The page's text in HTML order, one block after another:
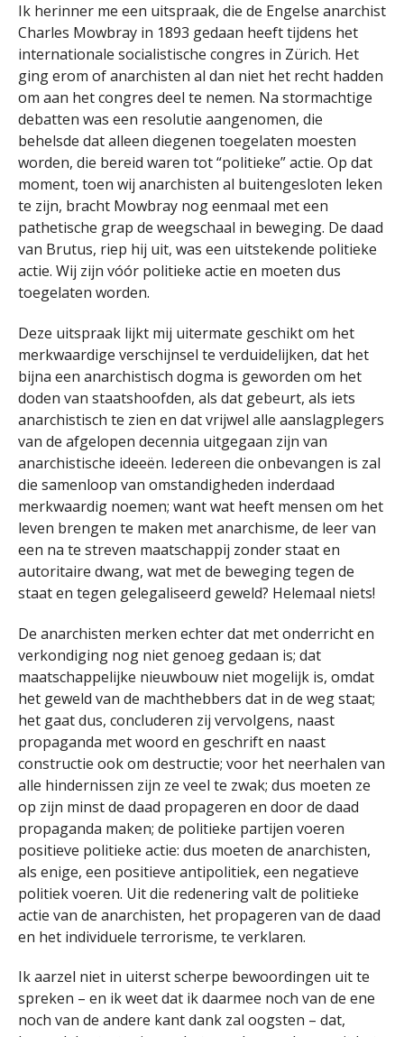
Ik herinner me een uitspraak, die de Engelse anarchist
Charles Mowbray in 1893 gedaan heeft tijdens het
internationale socialistische congres in Zürich. Het
ging erom of anarchisten al dan niet het recht hadden
om aan het congres deel te nemen. Na stormachtige
debatten was een resolutie aangenomen, die
behelsde dat alleen diegenen toegelaten moesten
worden, die bereid waren tot “politieke” actie. Op dat
moment, toen wij anarchisten al buitengesloten leken
te zijn, bracht Mowbray nog eenmaal met een
pathetische grap de weegschaal in beweging. De daad
van Brutus, riep hij uit, was een uitstekende politieke
actie. Wij zijn vóór politieke actie en moeten dus
toegelaten worden.
Deze uitspraak lijkt mij uitermate geschikt om het
merkwaardige verschijnsel te verduidelijken, dat het
bijna een anarchistisch dogma is geworden om het
doden van staatshoofden, als dat gebeurt, als iets
anarchistisch te zien en dat vrijwel alle aanslagplegers
van de afgelopen decennia uitgegaan zijn van
anarchistische ideeën. Iedereen die onbevangen is zal
die samenloop van omstandigheden inderdaad
merkwaardig noemen; want wat heeft mensen om het
leven brengen te maken met anarchisme, de leer van
een na te streven maatschappij zonder staat en
autoritaire dwang, wat met de beweging tegen de
staat en tegen gelegaliseerd geweld? Helemaal niets!
De anarchisten merken echter dat met onderricht en
verkondiging nog niet genoeg gedaan is; dat
maatschappelijke nieuwbouw niet mogelijk is, omdat
het geweld van de machthebbers dat in de weg staat;
het gaat dus, concluderen zij vervolgens, naast
propaganda met woord en geschrift en naast
constructie ook om destructie; voor het neerhalen van
alle hindernissen zijn ze veel te zwak; dus moeten ze
op zijn minst de daad propageren en door de daad
propaganda maken; de politieke partijen voeren
positieve politieke actie: dus moeten de anarchisten,
als enige, een positieve antipolitiek, een negatieve
politiek voeren. Uit die redenering valt de politieke
actie van de anarchisten, het propageren van de daad
en het individuele terrorisme, te verklaren.
Ik aarzel niet in uiterst scherpe bewoordingen uit te
spreken – en ik weet dat ik daarmee noch van de ene
noch van de andere kant dank zal oogsten – dat,